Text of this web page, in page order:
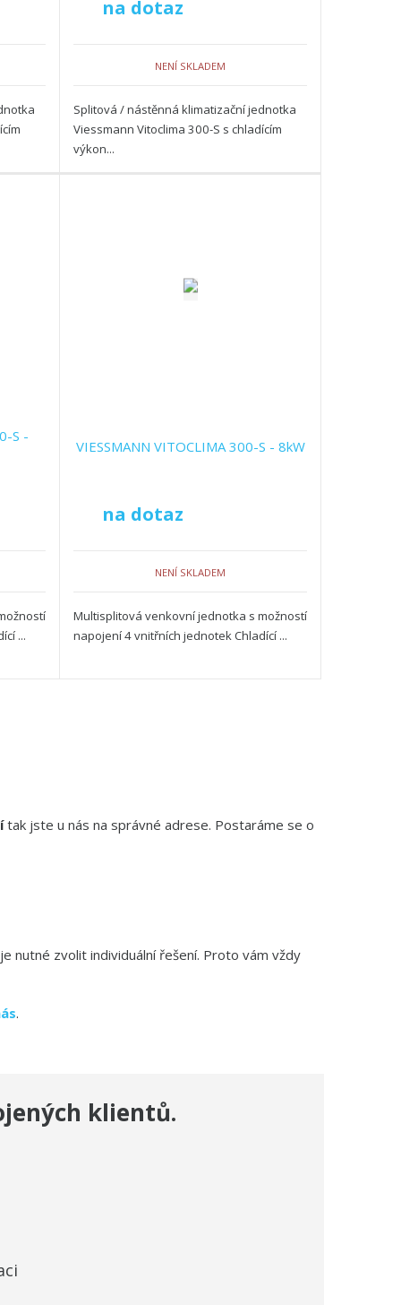
na dotaz
NENÍ SKLADEM
Splitová / nástěnná klimatizační jednotka
Viessmann Vitoclima 300-S s chladícím
výkon...
S -
...
VIESSMANN VITOCLIMA 300-S - 8kW
na dotaz
NENÍ SKLADEM
Multisplitová venkovní jednotka s možností
napojení 4 vnitřních jednotek Chladící ...
tak jste u nás na správné adrese. Postaráme se o
nutné zvolit individuální řešení. Proto vám vždy
.
klientů.